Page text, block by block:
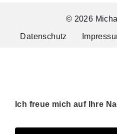
© 2026
Datenschutz
Ich freue mich auf Ihre